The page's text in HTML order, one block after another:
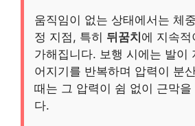
움직임이 없는 상태에서는 체
정 지점, 특히 뒤꿈치에 지속적
가해집니다. 보행 시에는 발이
어지기를 반복하며 압력이 분
때는 그 압력이 쉼 없이 근막을
다.